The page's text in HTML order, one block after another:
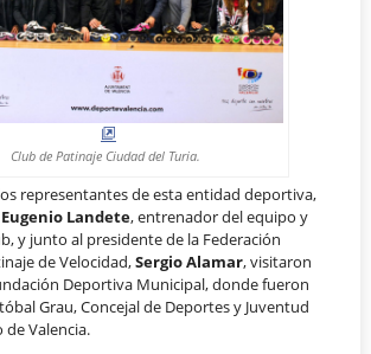
Club de Patinaje Ciudad del Turia.
representantes de esta entidad deportiva,
Eugenio Landete, entrenador del equipo y
y junto al presidente de la Federación
de Velocidad,Sergio Alamar, visitaron
Deportiva Municipal, donde fueron
Grau, Concejal de Deportes y Juventud
Valencia.